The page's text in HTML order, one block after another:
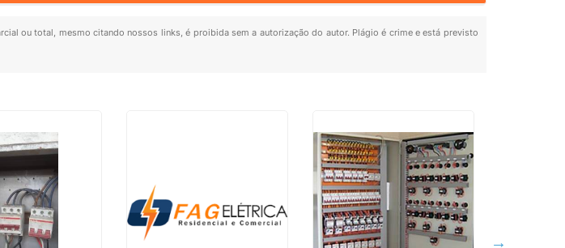
ou total, mesmo citando nossos links, é proibida sem a autorização do autor. Plágio é crime e está previsto